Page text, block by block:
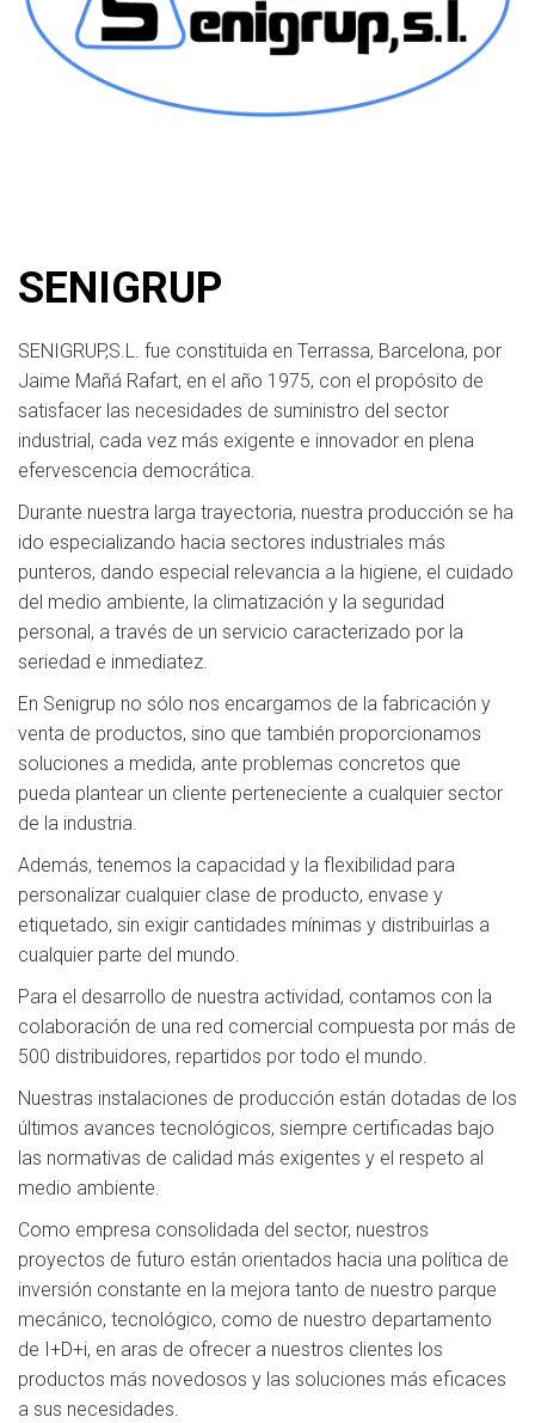
SENIGRUP
SENIGRUP,S.L. fue constituida en Terrassa, Barcelona, por
Jaime Mañá Rafart, en el año 1975, con el propósito de
satisfacer las necesidades de suministro del sector
industrial, cada vez más exigente e innovador en plena
efervescencia democrática.
Durante nuestra larga trayectoria, nuestra producción se ha
ido especializando hacia sectores industriales más
punteros, dando especial relevancia a la higiene, el cuidado
del medio ambiente, la climatización y la seguridad
personal, a través de un servicio caracterizado por la
seriedad e inmediatez.
En Senigrup no sólo nos encargamos de la fabricación y
venta de productos, sino que también proporcionamos
soluciones a medida, ante problemas concretos que
pueda plantear un cliente perteneciente a cualquier sector
de la industria.
Además, tenemos la capacidad y la flexibilidad para
personalizar cualquier clase de producto, envase y
etiquetado, sin exigir cantidades mínimas y distribuirlas a
cualquier parte del mundo.
Para el desarrollo de nuestra actividad, contamos con la
colaboración de una red comercial compuesta por más de
500 distribuidores, repartidos por todo el mundo.
Nuestras instalaciones de producción están dotadas de los
últimos avances tecnológicos, siempre certificadas bajo
las normativas de calidad más exigentes y el respeto al
medio ambiente.
Como empresa consolidada del sector, nuestros
proyectos de futuro están orientados hacia una política de
inversión constante en la mejora tanto de nuestro parque
mecánico, tecnológico, como de nuestro departamento
de I+D+i, en aras de ofrecer a nuestros clientes los
productos más novedosos y las soluciones más eficaces
a sus necesidades.